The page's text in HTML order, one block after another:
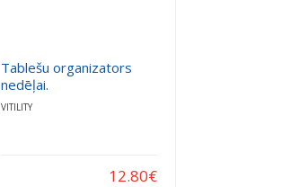
Tablešu organizators
nedēļai.
VITILITY
12.80€